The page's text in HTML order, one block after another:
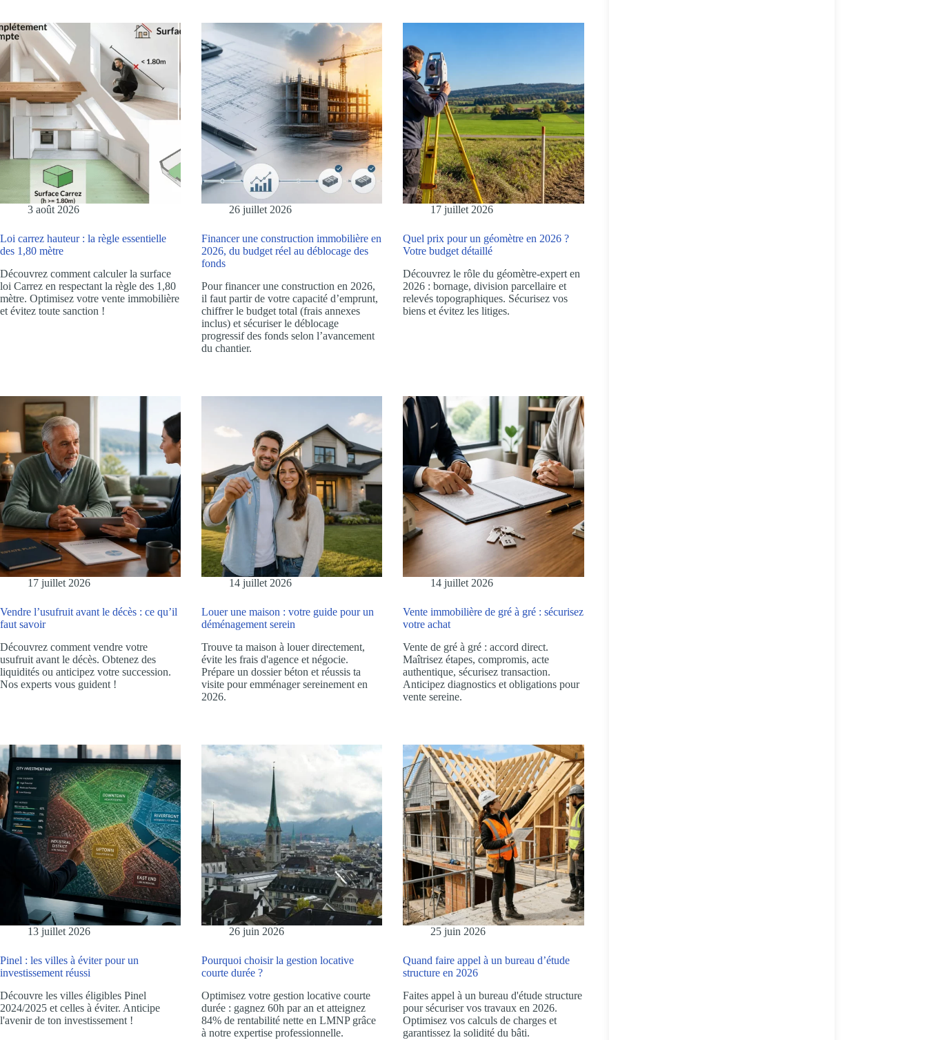
3 août 2026
Loi carrez hauteur : la règle essentielle
des 1,80 mètre
Découvrez comment calculer la surface
loi Carrez en respectant la règle des 1,80
mètre. Optimisez votre vente immobilière
et évitez toute sanction !
26 juillet 2026
Financer une construction immobilière en
2026, du budget réel au déblocage des
fonds
Pour financer une construction en 2026,
il faut partir de votre capacité d’emprunt,
chiffrer le budget total (frais annexes
inclus) et sécuriser le déblocage
progressif des fonds selon l’avancement
du chantier.
17 juillet 2026
Quel prix pour un géomètre en 2026 ?
Votre budget détaillé
Découvrez le rôle du géomètre-expert en
2026 : bornage, division parcellaire et
relevés topographiques. Sécurisez vos
biens et évitez les litiges.
17 juillet 2026
Vendre l’usufruit avant le décès : ce qu’il
faut savoir
Découvrez comment vendre votre
usufruit avant le décès. Obtenez des
liquidités ou anticipez votre succession.
Nos experts vous guident !
14 juillet 2026
Louer une maison : votre guide pour un
déménagement serein
Trouve ta maison à louer directement,
évite les frais d'agence et négocie.
Prépare un dossier béton et réussis ta
visite pour emménager sereinement en
2026.
14 juillet 2026
Vente immobilière de gré à gré : sécurisez
votre achat
Vente de gré à gré : accord direct.
Maîtrisez étapes, compromis, acte
authentique, sécurisez transaction.
Anticipez diagnostics et obligations pour
vente sereine.
13 juillet 2026
Pinel : les villes à éviter pour un
investissement réussi
Découvre les villes éligibles Pinel
2024/2025 et celles à éviter. Anticipe
l'avenir de ton investissement !
26 juin 2026
Pourquoi choisir la gestion locative
courte durée ?
Optimisez votre gestion locative courte
durée : gagnez 60h par an et atteignez
84% de rentabilité nette en LMNP grâce
à notre expertise professionnelle.
25 juin 2026
Quand faire appel à un bureau d’étude
structure en 2026
Faites appel à un bureau d'étude structure
pour sécuriser vos travaux en 2026.
Optimisez vos calculs de charges et
garantissez la solidité du bâti.